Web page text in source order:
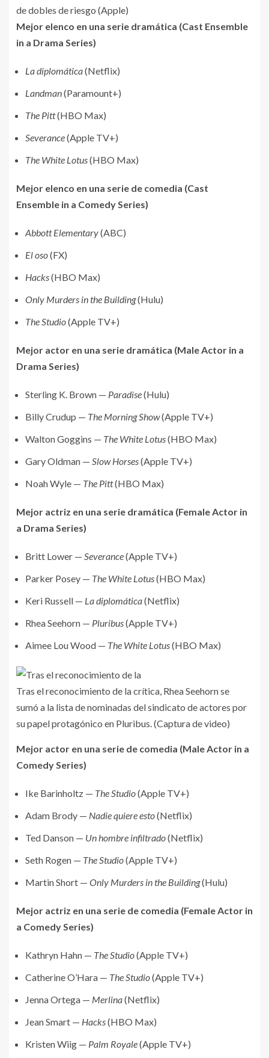
de dobles de riesgo (Apple)
Mejor elenco en una serie dramática (Cast Ensemble
in a Drama Series)
La diplomática(Netflix)
Landman(Paramount+)
The Pitt(HBO Max)
Severance(Apple TV+)
The White Lotus(HBO Max)
Mejor elenco en una serie de comedia (Cast
Ensemble in a Comedy Series)
Abbott Elementary(ABC)
El oso(FX)
Hacks(HBO Max)
Only Murders in the Building(Hulu)
The Studio(Apple TV+)
Mejor actor en una serie dramática (Male Actor in a
Drama Series)
Sterling K. Brown — Paradise(Hulu)
Billy Crudup — The Morning Show(Apple TV+)
Walton Goggins — The White Lotus(HBO Max)
Gary Oldman — Slow Horses(Apple TV+)
Noah Wyle — The Pitt(HBO Max)
Mejor actriz en una serie dramática (Female Actor in
a Drama Series)
Britt Lower — Severance(Apple TV+)
Parker Posey — The White Lotus(HBO Max)
Keri Russell — La diplomática(Netflix)
Rhea Seehorn — Pluribus(Apple TV+)
Aimee Lou Wood — The White Lotus(HBO Max)
Tras el reconocimiento de la crítica, Rhea Seehorn se
sumó a la lista de nominadas del sindicato de actores por
su papel protagónico en Pluribus. (Captura de video)
Mejor actor en una serie de comedia (Male Actor in a
Comedy Series)
Ike Barinholtz — The Studio(Apple TV+)
Adam Brody — Nadie quiere esto(Netflix)
Ted Danson — Un hombre infiltrado(Netflix)
Seth Rogen — The Studio(Apple TV+)
Martin Short — Only Murders in the Building(Hulu)
Mejor actriz en una serie de comedia (Female Actor in
a Comedy Series)
Kathryn Hahn — The Studio(Apple TV+)
Catherine O’Hara — The Studio(Apple TV+)
Jenna Ortega — Merlina(Netflix)
Jean Smart — Hacks(HBO Max)
Kristen Wiig — Palm Royale(Apple TV+)